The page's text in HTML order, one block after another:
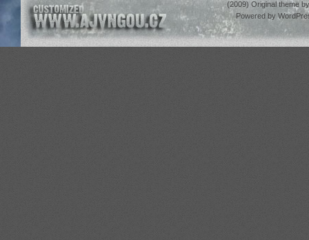
(2009) Original theme
Powered by